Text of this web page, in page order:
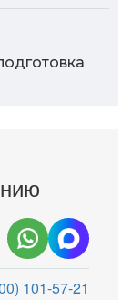
101-57-21